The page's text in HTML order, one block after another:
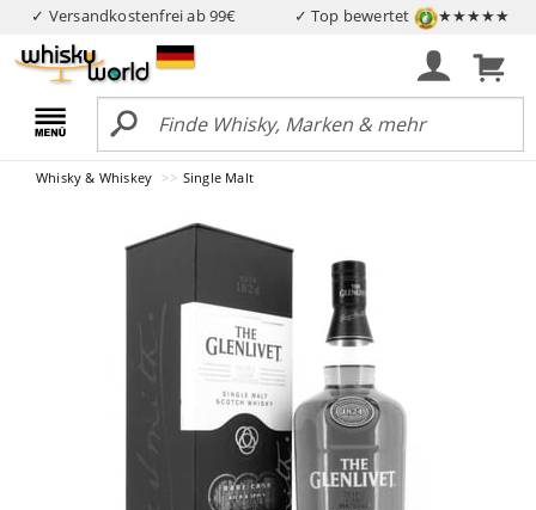
✓ Versandkostenfrei ab 99€ ✓ Top bewertet ★★★★★
Whisky & Whiskey Single Malt